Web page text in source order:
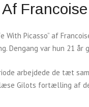
Picasso” af
Dengang var hun 21 år
arbejdede de tæt
læse Gilots fortælling af